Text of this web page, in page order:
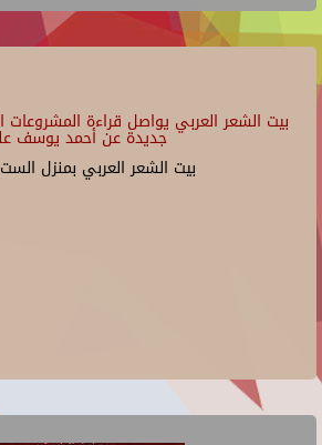
بيت الشعر العربي يواصل قراءة المشروعات
جديدة عن أحمد يوسف
بيت الشعر العربي بمنزل